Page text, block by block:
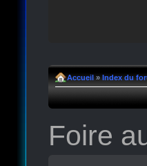
Accueil » Index du
Foire